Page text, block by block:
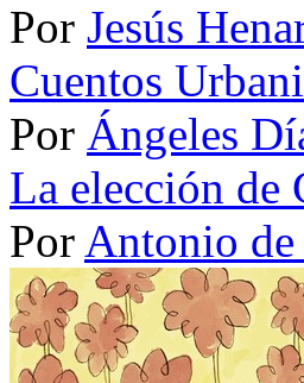
Por Jesús
Cuentos
Por Ángeles
La elección de
Por Antonio de